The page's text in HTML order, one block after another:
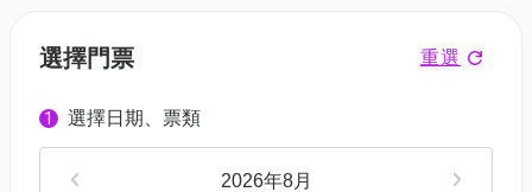
選擇門票 重選
1 選擇日期、票類
2026年8月